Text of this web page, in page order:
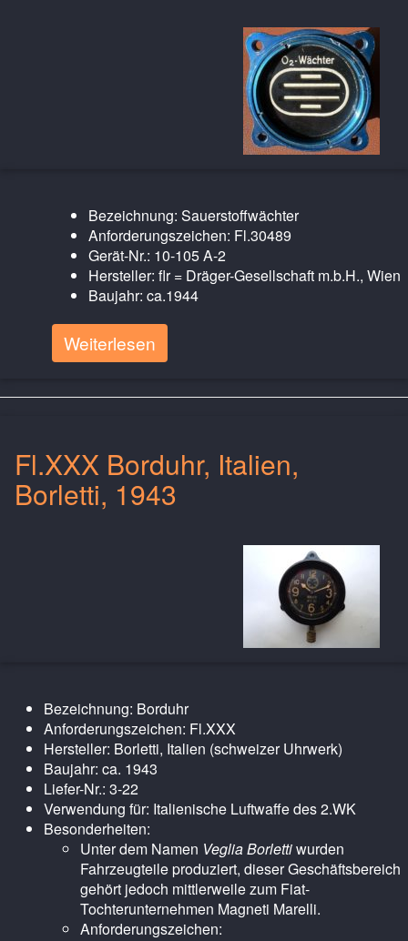
Bezeichnung: Sauerstoffwächter
Anforderungszeichen: Fl.30489
Gerät-Nr.: 10-105 A-2
Hersteller: flr = Dräger-Gesellschaft m.b.H., Wien
Baujahr: ca.1944
Weiterlesen
Fl.XXX Borduhr, Italien,
Borletti, 1943
Bezeichnung: Borduhr
Anforderungszeichen: Fl.XXX
Hersteller: Borletti, Italien (schweizer Uhrwerk)
Baujahr: ca. 1943
Liefer-Nr.: 3-22
Verwendung für: Italienische Luftwaffe des 2.WK
Besonderheiten:
Unter dem Namen Veglia Borlettiwurden
Fahrzeugteile produziert, dieser Geschäftsbereich
gehört jedoch mittlerweile zum Fiat-
Tochterunternehmen Magneti Marelli.
Anforderungszeichen: